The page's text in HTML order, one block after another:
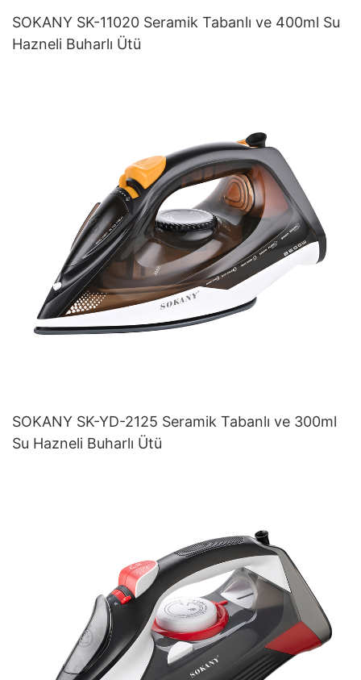
SOKANY SK-11020 Seramik Tabanlı ve 400ml Su
Hazneli Buharlı Ütü
SOKANY SK-YD-2125 Seramik Tabanlı ve 300ml
Su Hazneli Buharlı Ütü